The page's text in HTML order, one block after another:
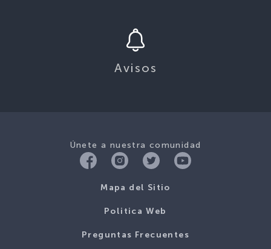
Avisos
Únete a nuestra comunidad
Mapa del Sitio
Politica Web
Preguntas Frecuentes